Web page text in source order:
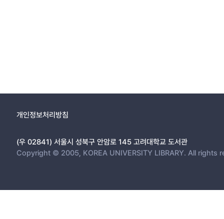
개인정보처리방침
(우 02841) 서울시 성북구 안암로 145 고려대학교 도서관
Copyright © 2005, KOREA UNIVERSITY LIBRARY. All rights